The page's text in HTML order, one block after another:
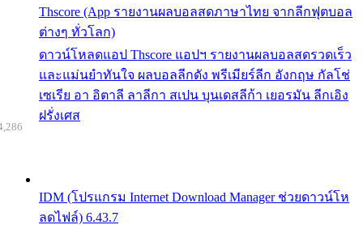
Thscore (App รายงานผลบอลสดภาษาไทย จากลีกฟุตบอล
ต่างๆ ทั่วโลก)
ดาวน์โหลดแอป Thscore แอปฯ รายงานผลบอลสดรวดเร็ว
และแม่นยำทันใจ ผลบอลลีกดัง พรีเมียร์ลีก อังกฤษ กัลโช่
เซเรีย อา อิตาลี ลาลีกา สเปน บุนเดสลีก้า เยอรมัน ลีกเอิง
ฝรั่งเศส
IDM (โปรแกรม Internet Download Manager ช่วยดาวน์โห
ลดไฟล์) 6.43.7